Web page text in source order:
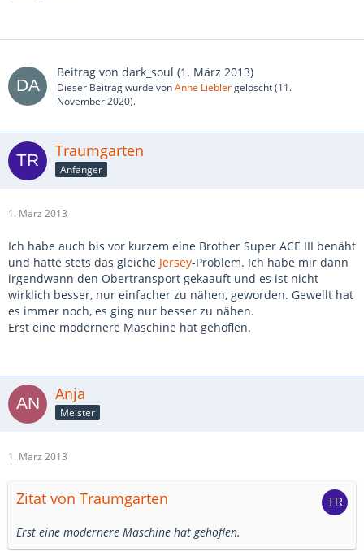
Beitrag von dark_soul (1. März 2013)
Dieser Beitrag wurde vonAnne Lieblergelöscht (11.
November 2020).
Traumgarten
Anfänger
1. März 2013
Ich habe auch bis vor kurzem eine Brother Super ACE III benäht
und hatte stets das gleiche Jersey-Problem. Ich habe mir dann
irgendwann den Obertransport gekaauft und es ist nicht
wirklich besser, nur einfacher zu nähen, geworden. Gewellt hat
es immer noch, es ging nur besser zu nähen.
Erst eine modernere Maschine hat gehoflen.
Anja
Meister
1. März 2013
Zitat von Traumgarten
Erst eine modernere Maschine hat gehoflen.